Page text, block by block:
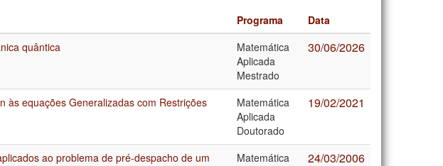
Programa
Data
quântica
Matemática
Aplicada
Mestrado
30/06/2026
às equações Generalizadas com Restrições
Matemática
Aplicada
Doutorado
19/02/2021
ao problema de pré-despacho de um
Matemática
24/03/2006